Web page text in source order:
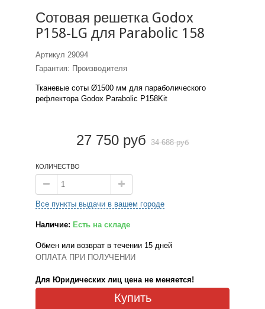
Сотовая решетка Godox
P158-LG для Parabolic 158
Артикул 29094
Гарантия: Производителя
Тканевые соты Ø1500 мм для параболического
рефлектора Godox Parabolic P158Kit
27 750 руб 34 688 руб
КОЛИЧЕСТВО
Все пункты выдачи в вашем городе
Наличие: Есть на складе
Обмен или возврат в течении 15 дней
ОПЛАТА ПРИ ПОЛУЧЕНИИ
Для Юридических лиц цена не меняется!
Купить